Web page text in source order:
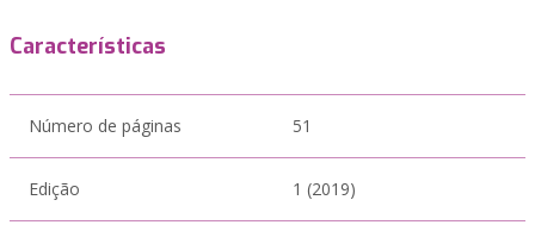
Características
Número de páginas 51
Edição 1 (2019)